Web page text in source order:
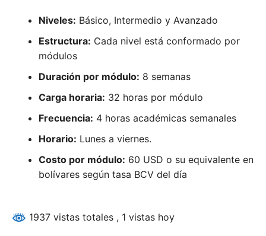
Niveles: Básico, Intermedio y Avanzado
Estructura: Cada nivel está conformado por
módulos
Duración por módulo: 8 semanas
Carga horaria: 32 horas por módulo
Frecuencia: 4 horas académicas semanales
Horario: Lunes a viernes.
Costo por módulo: 60 USD o su equivalente en
bolívares según tasa BCV del día
1937 vistas totales , 1 vistas hoy